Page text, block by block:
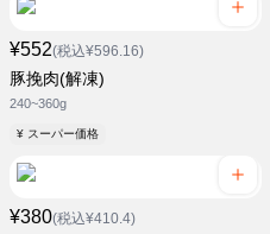
¥552(税込¥596.16)
豚挽肉(解凍)
240~360g
¥ スーパー価格
¥380(税込¥410.4)